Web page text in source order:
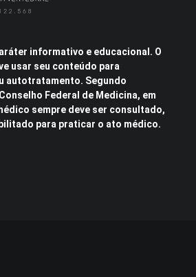
informativo e educacional. O
usar seu conteúdo para
autotratamento. Segundo
Federal de Medicina, em
sempre deve ser consultado,
para praticar o ato médico.